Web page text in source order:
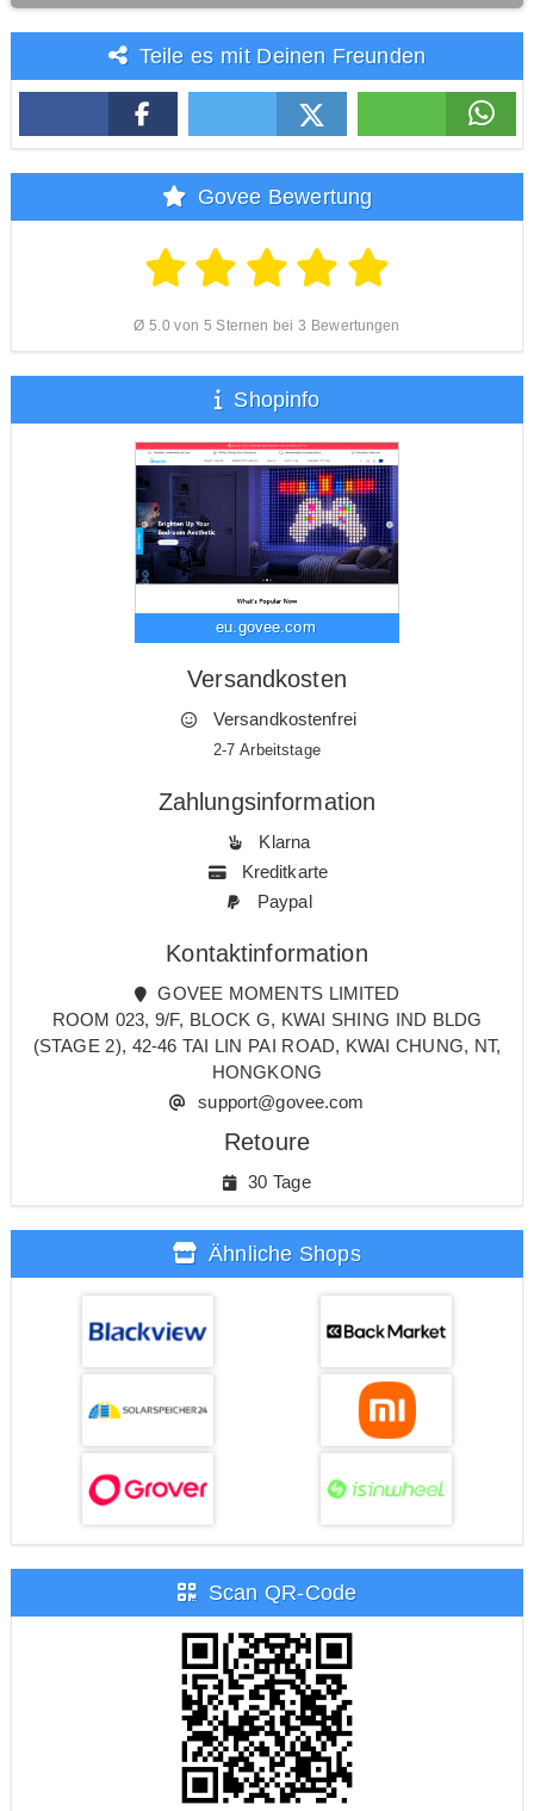
Teile es mit Deinen Freunden
Govee Bewertung
Ø 5.0 von 5 Sternen bei 3 Bewertungen
Shopinfo
eu.govee.com
Versandkosten
Versandkostenfrei
2-7 Arbeitstage
Zahlungsinformation
Klarna
Kreditkarte
Paypal
Kontaktinformation
GOVEE MOMENTS LIMITED
ROOM 023, 9/F, BLOCK G, KWAI SHING IND BLDG
(STAGE 2), 42-46 TAI LIN PAI ROAD, KWAI CHUNG, NT,
HONGKONG
support@govee.com
Retoure
30 Tage
Ähnliche Shops
Scan QR-Code